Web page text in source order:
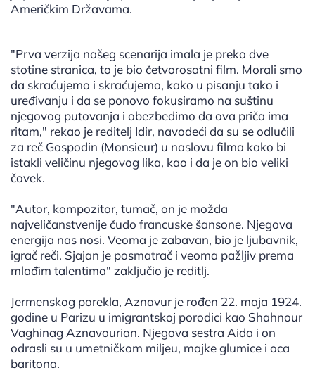
Američkim Državama.
"Prva verzija našeg scenarija imala je preko dve
stotine stranica, to je bio četvorosatni film. Morali smo
da skraćujemo i skraćujemo, kako u pisanju tako i
uređivanju i da se ponovo fokusiramo na suštinu
njegovog putovanja i obezbedimo da ova priča ima
ritam," rekao je reditelj Idir, navodeći da su se odlučili
za reč Gospodin (Monsieur) u naslovu filma kako bi
istakli veličinu njegovog lika, kao i da je on bio veliki
čovek.
"Autor, kompozitor, tumač, on je možda
najveličanstvenije čudo francuske šansone. Njegova
energija nas nosi. Veoma je zabavan, bio je ljubavnik,
igrač reči. Sjajan je posmatrač i veoma pažljiv prema
mlađim talentima" zaključio je reditlj.
Jermenskog porekla, Aznavur je rođen 22. maja 1924.
godine u Parizu u imigrantskoj porodici kao Shahnour
Vaghinag Aznavourian. Njegova sestra Aida i on
odrasli su u umetničkom miljeu, majke glumice i oca
baritona.